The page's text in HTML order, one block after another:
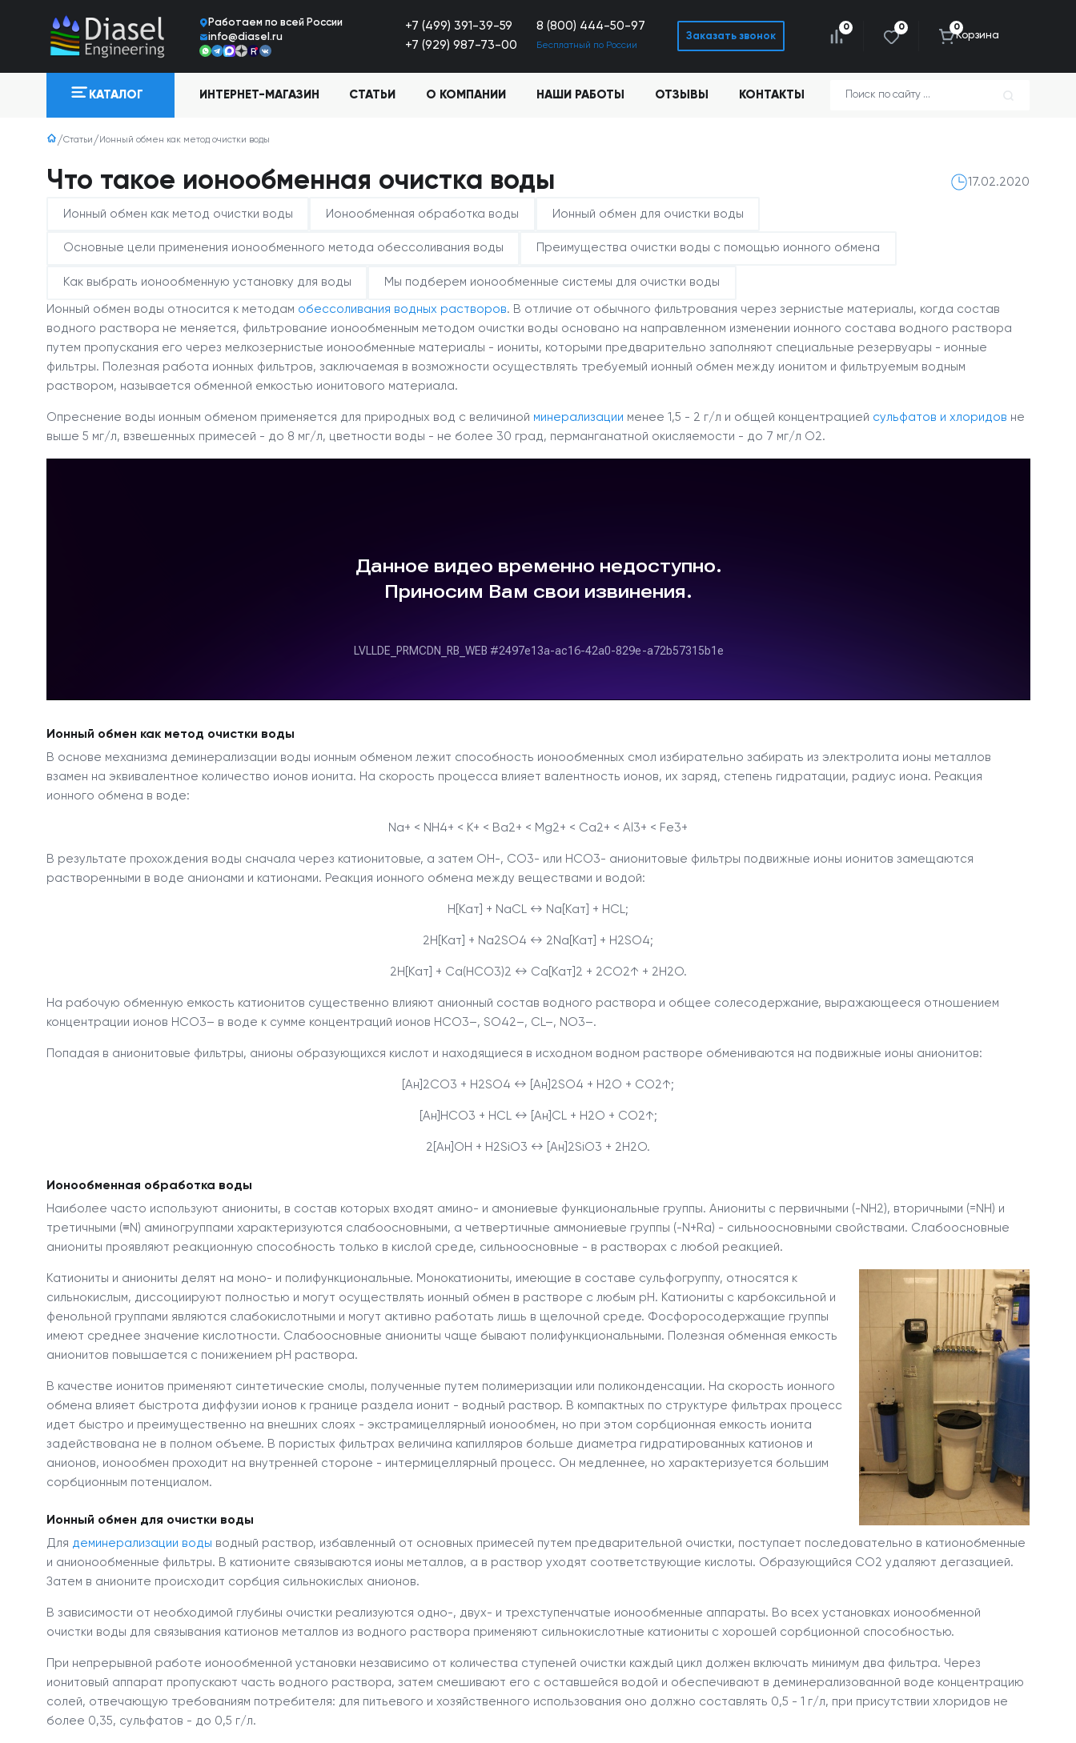
Работаем по всей Росcии
info@diasel.ru
+7 (499) 391-39-59
8 (800) 444-50-97
+7 (929) 987-73-00
Бесплатный по России
Заказать звонок
0 0
Корзина
0
КАТАЛОГ ИНТЕРНЕТ-МАГАЗИН СТАТЬИ О КОМПАНИИ НАШИ РАБОТЫ ОТЗЫВЫ КОНТАКТЫ
Статьи Ионный обмен как метод очистки воды
Что такое ионообменная очистка воды 17.02.2020
Ионный обмен как метод очистки воды Ионообменная обработка воды Ионный обмен для очистки воды
Основные цели применения ионообменного метода обессоливания воды Преимущества очистки воды с помощью ионного обмена
Как выбрать ионообменную установку для воды Мы подберем ионообменные системы для очистки воды
Ионный обмен воды относится к методам обессоливания водных растворов. В отличие от обычного фильтрования через зернистые материалы, когда состав
водного раствора не меняется, фильтрование ионообменным методом очистки воды основано на направленном изменении ионного состава водного раствора
путем пропускания его через мелкозернистые ионообменные материалы - иониты, которыми предварительно заполняют специальные резервуары - ионные
фильтры. Полезная работа ионных фильтров, заключаемая в возможности осуществлять требуемый ионный обмен между ионитом и фильтруемым водным
раствором, называется обменной емкостью ионитового материала.
Опреснение воды ионным обменом применяется для природных вод с величиной минерализации менее 1,5 - 2 г/л и общей концентрацией сульфатов и хлоридов не
выше 5 мг/л, взвешенных примесей - до 8 мг/л, цветности воды - не более 30 град, перманганатной окисляемости - до 7 мг/л О2 .
Ионный обмен как метод очистки воды
В основе механизма деминерализации воды ионным обменом лежит способность ионообменных смол избирательно забирать из электролита ионы металлов
взамен на эквивалентное количество ионов ионита. На скорость процесса влияет валентность ионов, их заряд, степень гидратации, радиус иона. Реакция
ионного обмена в воде:
Na+ < NH 4+ < K+ < Ba2+ < Mg2+ < Ca2+ < Al 3+ < Fe3+
В результате прохождения воды сначала через катионитовые, а затем ОН -, СО3- или НСО3- анионитовые фильтры подвижные ионы ионитов замещаются
растворенными в воде анионами и катионами. Реакция ионного обмена между веществами и водой:
H[Кат] + NaCL ↔ Na[Кат] + HCL;
2H[Кат] + Na2SO4 ↔ 2Na[Кат] + H 2SO4;
2H[Кат] + Ca(HCO3)2 ↔ Ca[Кат] 2 + 2CO2 ↑ + 2H 2 O.
На рабочую обменную емкость катионитов существенно влияют анионный состав водного раствора и общее солесодержание, выражающееся отношением
концентрации ионов НСО3– в воде к сумме концентраций ионов НСО3–, SO42–, CL–, NO3–.
Попадая в анионитовые фильтры, анионы образующихся кислот и находящиеся в исходном водном растворе обмениваются на подвижные ионы анионитов:
[Ан] 2CO3 + H 2SO4 ↔ [Ан] 2SO4 + H 2O + CO2↑;
[Ан]HCO3 + HCL ↔ [Ан]CL + H 2O + CO2↑;
2[Ан]OH + H 2SiO3 ↔ [Ан]2SiO3 + 2H 2O.
Ионообменная обработка воды
Наиболее часто используют аниониты, в состав которых входят амино- и амониевые функциональные группы. Аниониты с первичными (-NH 2 ), вторичными (=NH) и
третичными (≡N) аминогруппами характеризуются слабоосновными, а четвертичные аммониевые группы (-N + Ra) - сильноосновными свойствами. Слабоосновные
аниониты проявляют реакционную способность только в кислой среде, сильноосновные - в растворах с любой реакцией.
Катиониты и аниониты делят на моно- и полифункциональные. Монокатиониты, имеющие в составе сульфогруппу, относятся к
сильнокислым, диссоциируют полностью и могут осуществлять ионный обмен в растворе с любым рН. Катиониты с карбоксильной и
фенольной группами являются слабокислотными и могут активно работать лишь в щелочной среде. Фосфоросодержащие группы
имеют среднее значение кислотности. Слабоосновные аниониты чаще бывают полифункциональными. Полезная обменная емкость
анионитов повышается с понижением рН раствора.
В качестве ионитов применяют синтетические смолы, полученные путем полимеризации или поликонденсации. На скорость ионного
обмена влияет быстрота диффузии ионов к границе раздела ионит - водный раствор. В компактных по структуре фильтрах процесс
идет быстро и преимущественно на внешних слоях - экстрамицеллярный ионообмен, но при этом сорбционная емкость ионита
задействована не в полном объеме. В пористых фильтрах величина капилляров больше диаметра гидратированных катионов и
анионов, ионообмен проходит на внутренней стороне - интермицеллярный процесс. Он медленнее, но характеризуется большим
сорбционным потенциалом.
Ионный обмен для очистки воды
Для деминерализации воды водный раствор, избавленный от основных примесей путем предварительной очистки, поступает последовательно в катионобменные
и анионообменные фильтры. В катионите связываются ионы металлов, а в раствор уходят соответствующие кислоты. Образующийся СО2 удаляют дегазацией.
Затем в анионите происходит сорбция сильнокислых анионов.
В зависимости от необходимой глубины очистки реализуются одно-, двух- и трехступенчатые ионообменные аппараты. Во всех установках ионообменной
очистки воды для связывания катионов металлов из водного раствора применяют сильнокислотные катиониты с хорошей сорбционной способностью.
При непрерывной работе ионообменной установки независимо от количества ступеней очистки каждый цикл должен включать минимум два фильтра. Через
ионитовый аппарат пропускают часть водного раствора, затем смешивают его с оставшейся водой и обеспечивают в деминерализованной воде концентрацию
солей, отвечающую требованиям потребителя: для питьевого и хозяйственного использования оно должно составлять 0,5 - 1 г/л, при присутствии хлоридов не
более 0,35, сульфатов - до 0,5 г/л.